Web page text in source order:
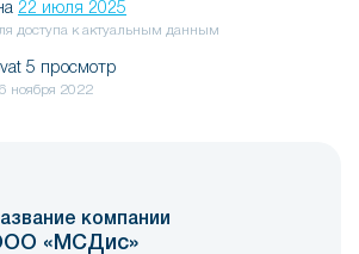
22 июля 2025
доступа к актуальным данным
5 просмотр
ноября 2022
компании
«МСДис»